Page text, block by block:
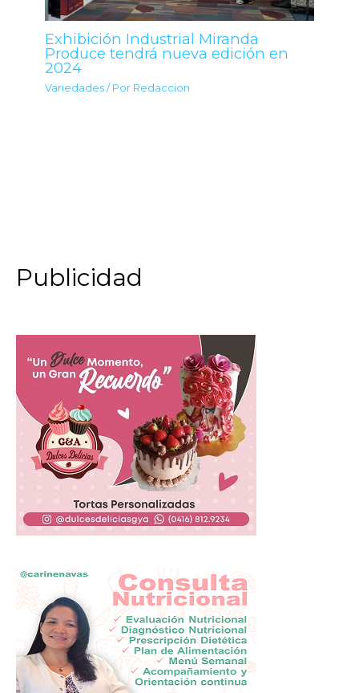
Exhibición Industrial Miranda
Produce tendrá nueva edición en
2024
Variedades / Por Redaccion
Publicidad